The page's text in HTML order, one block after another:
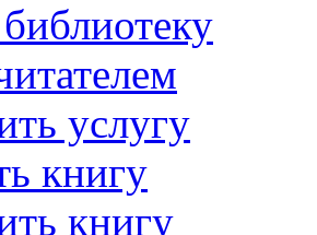
услугу
книгу
книгу